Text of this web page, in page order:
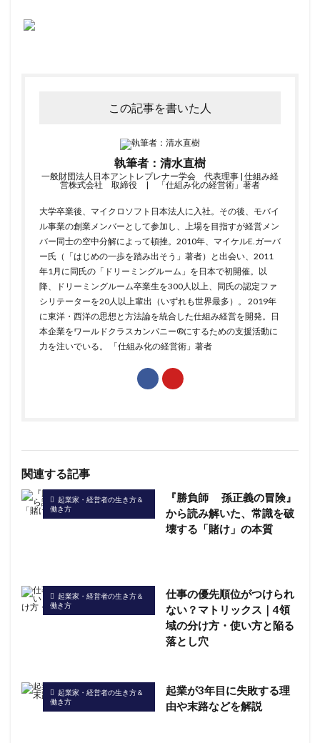
この記事を書いた人
執筆者：清水直樹
一般財団法人日本アントレプレナー学会 代表理事 | 仕組み経
営株式会社 取締役 | 「仕組み化の経営術」著者
大学卒業後、マイクロソフト日本法人に入社。その後、モバイ
ル事業の創業メンバーとして参加し、上場を目指すが経営メン
バー同士の空中分解によって頓挫。2010年、マイケルE.ガーバ
ー氏（「はじめの一歩を踏み出そう」著者）と出会い、2011
年1月に同氏の「ドリーミングルーム」を日本で初開催。以
降、ドリーミングルーム卒業生を300人以上、同氏の認定ファ
シリテーターを20人以上輩出（いずれも世界最多）。 2019年
に東洋・西洋の思想と方法論を統合した仕組み経営を開発。日
本企業をワールドクラスカンパニー®にするための支援活動に
力を注いでいる。
「仕組み化の経営術」 著者
関連する記事
起業家・経営者の生き方＆
働き方
『勝負師 孫正義の冒険』
から読み解いた、常識を破
壊する「賭け」の本質
起業家・経営者の生き方＆
働き方
仕事の優先順位がつけられ
ない？マトリックス｜4領
域の分け方・使い方と陥る
落とし穴
起業家・経営者の生き方＆
働き方
起業が3年目に失敗する理
由や末路などを解説